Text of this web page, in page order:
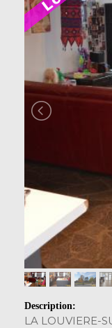
Description:
LA LOUVIERE-